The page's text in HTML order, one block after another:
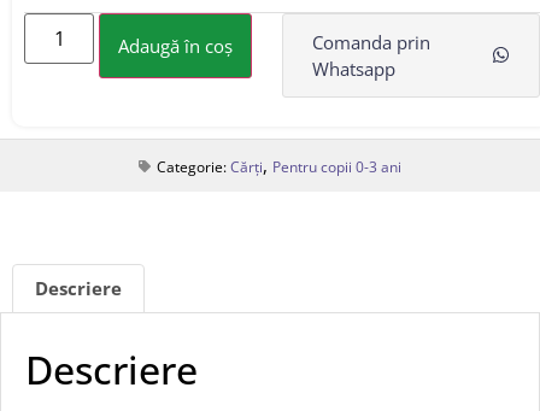
Adaugă în coș
Comanda prin
Whatsapp
Categorie:Cărți, Pentru copii 0-3 ani
Descriere
Descriere